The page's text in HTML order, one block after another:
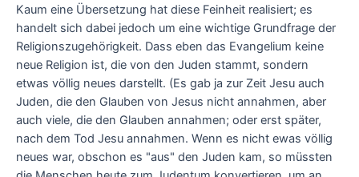
Kaum eine Übersetzung hat diese Feinheit realisiert; es
handelt sich dabei jedoch um eine wichtige Grundfrage der
Religionszugehörigkeit. Dass eben das Evangelium keine
neue Religion ist, die von den Juden stammt, sondern
etwas völlig neues darstellt. (Es gab ja zur Zeit Jesu auch
Juden, die den Glauben von Jesus nicht annahmen, aber
auch viele, die den Glauben annahmen; oder erst später,
nach dem Tod Jesu annahmen. Wenn es nicht ewas völlig
neues war, obschon es "aus" den Juden kam, so müssten